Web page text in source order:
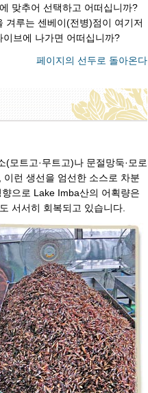
맞추어 선택하고 어떠십니까?
겨루는 센베이(전병)점이 여기저
브에 나가면 어떠십니까?
페이지의 선두로 돌아온다
모트고·무트고)나 문절망둑·모로
런 생선을 엄선한 소스로 차분
으로 Lake Imba산의 어획량은
서서히 회복되고 있습니다.